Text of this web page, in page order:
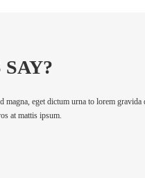
eget dictum urna to lorem
at mattis ipsum.